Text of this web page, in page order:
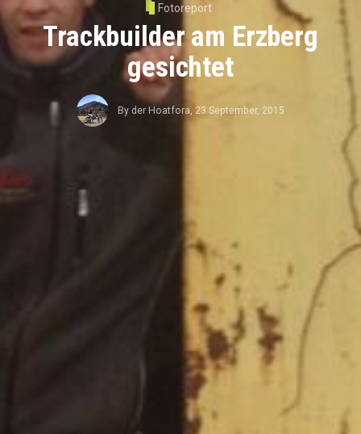
Fotoreport
Trackbuilder am Erzberg
gesichtet
By der Hoatfora, 23 September, 2015